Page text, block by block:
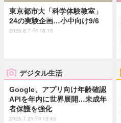
東京都市大「科学体験教室」
24の実験企画…小中向け9/6
2026.8.7 Fri 18:15
デジタル生活
Google、アプリ向け年齢確認
APIを年内に世界展開…未成年
者保護を強化
2026.7.31 Fri 13:45